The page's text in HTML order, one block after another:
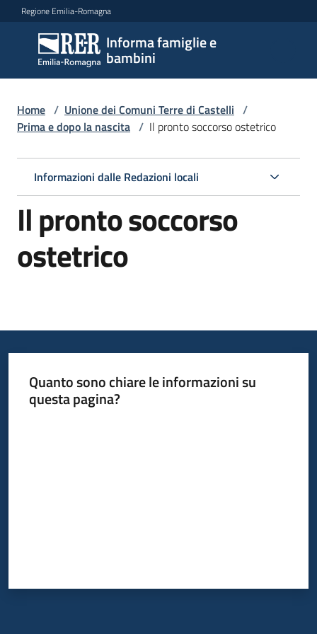
Vai al contenuto
Vai alla navigazione
Vai al footer
Regione Emilia-Romagna
Informa famiglie e
bambini
Informa
famiglie
e
bambini
Argomenti
Servizi
Centri
locali
Home / Unione dei Comuni Terre di Castelli /
Prima e dopo la nascita / Il pronto soccorso ostetrico
Informazioni dalle Redazioni locali
Il pronto soccorso
ostetrico
Quanto sono chiare le informazioni su
questa pagina?